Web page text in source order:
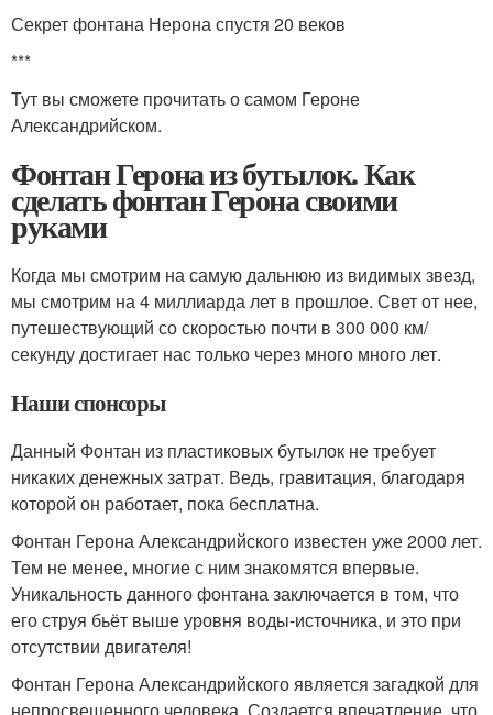
Секрет фонтана Нерона спустя 20 веков
***
Тут вы сможете прочитать о самом Героне
Александрийском.
Фонтан Герона из бутылок. Как
сделать фонтан Герона своими
руками
Когда мы смотрим на самую дальнюю из видимых звезд,
мы смотрим на 4 миллиарда лет в прошлое. Свет от нее,
путешествующий со скоростью почти в 300 000 км/
секунду достигает нас только через много много лет.
Наши спонсоры
Данный Фонтан из пластиковых бутылок не требует
никаких денежных затрат. Ведь, гравитация, благодаря
которой он работает, пока бесплатна.
Фонтан Герона Александрийского известен уже 2000 лет.
Тем не менее, многие с ним знакомятся впервые.
Уникальность данного фонтана заключается в том, что
его струя бьёт выше уровня воды-источника, и это при
отсутствии двигателя!
Фонтан Герона Александрийского является загадкой для